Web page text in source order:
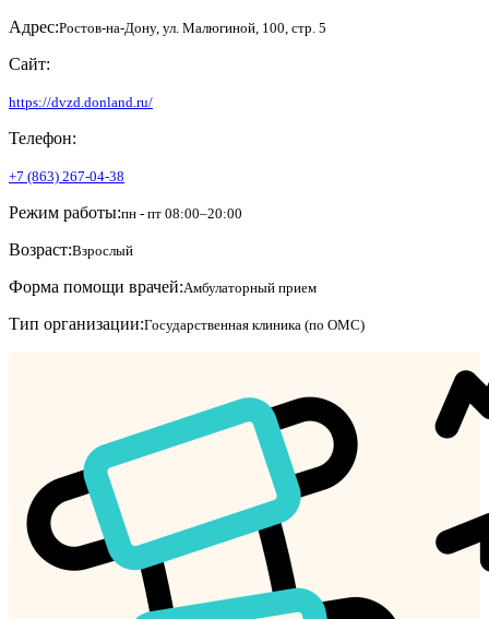
Адрес:Ростов-на-Дону, ул. Малюгиной, 100, стр. 5
Сайт:
https://dvzd.donland.ru/
Телефон:
+7 (863) 267-04-38
Режим работы:пн - пт 08:00–20:00
Возраст:Взрослый
Форма помощи врачей:Амбулаторный прием
Тип организации:Государственная клиника (по ОМС)